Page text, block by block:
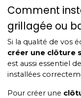
Comment
grillagée ou
Si la qualité de vos
créer une clôture
est aussi essentiel
installées
Pour créer une